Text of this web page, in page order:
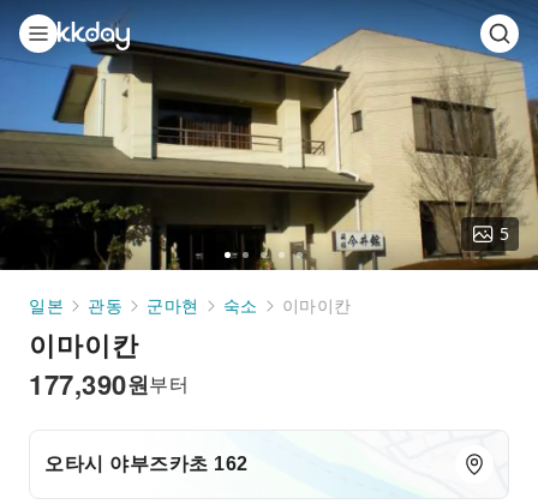
Go
to
GoGoGoGo
to
5
일본 관동 군마현 숙소 이마이칸
이마이칸
원
177,390 부터
오타시 야부즈카초 162